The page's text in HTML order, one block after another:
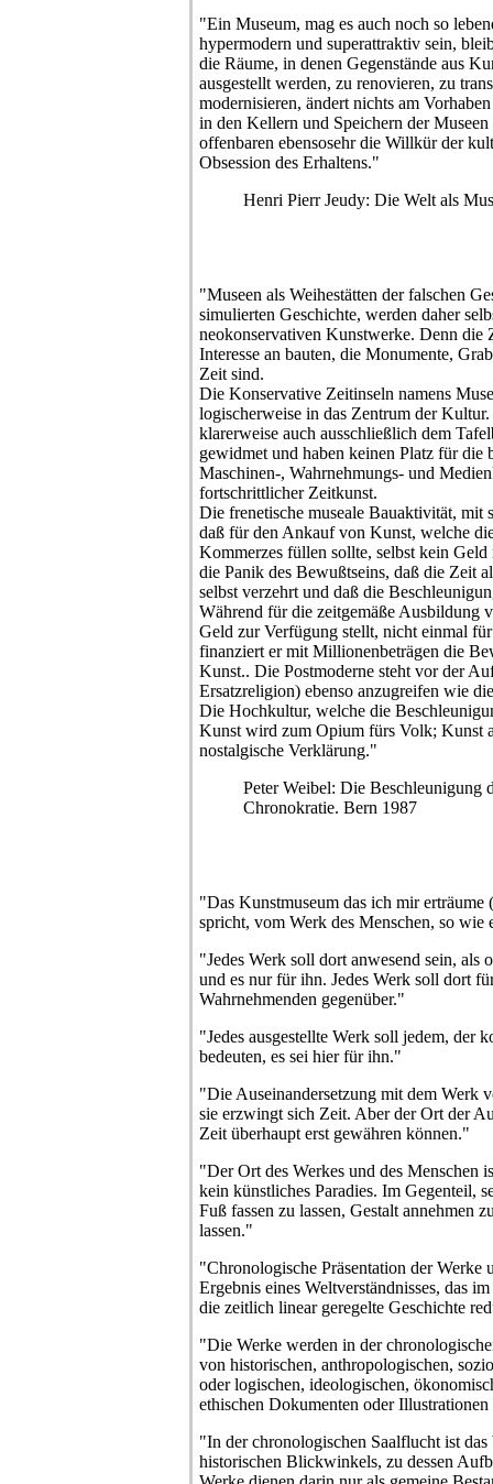
"Ein Museum, mag es auch noch so
hypermodern und superattraktiv sein,
die Räume, in denen Gegenstände aus
ausgestellt werden, zu renovieren, zu
modernisieren, ändert nichts am
in den Kellern und Speichern der Museen
offenbaren ebensosehr die Willkür der
Obsession des Erhaltens."
Henri Pierr Jeudy: Die Welt als
"Museen als Weihestätten der falschen
simulierten Geschichte, werden daher
neokonservativen Kunstwerke. Denn die
Interesse an bauten, die Monumente,
Zeit sind.
Die Konservative Zeitinseln namens
logischerweise in das Zentrum der
klarerweise auch ausschließlich dem
gewidmet und haben keinen Platz für die
Maschinen-, Wahrnehmungs- und
fortschrittlicher Zeitkunst.
Die frenetische museale Bauaktivität, mit
daß für den Ankauf von Kunst, welche
Kommerzes füllen sollte, selbst kein
die Panik des Bewußtseins, daß die Zeit
selbst verzehrt und daß die
Während für die zeitgemäße Ausbildung
Geld zur Verfügung stellt, nicht einmal
finanziert er mit Millionenbeträgen die
Kunst.. Die Postmoderne steht vor der
Ersatzreligion) ebenso anzugreifen wie
Die Hochkultur, welche die
Kunst wird zum Opium fürs Volk; Kunst
nostalgische Verklärung."
Peter Weibel: Die Beschleunigung
Chronokratie. Bern 1987
"Das Kunstmuseum das ich mir
spricht, vom Werk des Menschen, so wie
"Jedes Werk soll dort anwesend sein, als
und es nur für ihn. Jedes Werk soll dort
Wahrnehmenden gegenüber."
"Jedes ausgestellte Werk soll jedem, der
bedeuten, es sei hier für ihn."
"Die Auseinandersetzung mit dem Werk
sie erzwingt sich Zeit. Aber der Ort der
Zeit überhaupt erst gewähren können."
"Der Ort des Werkes und des Menschen
kein künstliches Paradies. Im Gegenteil,
Fuß fassen zu lassen, Gestalt annehmen
lassen."
"Chronologische Präsentation der Werke
Ergebnis eines Weltverständnisses, das
die zeitlich linear geregelte Geschichte
"Die Werke werden in der
von historischen, anthropologischen,
oder logischen, ideologischen,
ethischen Dokumenten oder
"In der chronologischen Saalflucht ist das
historischen Blickwinkels, zu dessen